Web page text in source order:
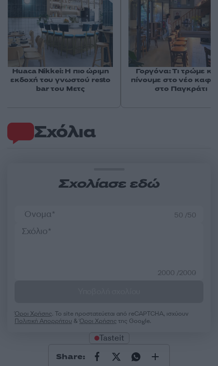
Σχόλια
Σχολίασε εδώ
50 /50
2000 /2000
Όροι Χρήσης. Το site προστατεύεται από reCAPTCHA, ισχύουν
Πολιτική Απορρήτου &Όροι Χρήσης της Google.
Tasteit
Share:
Huaca Nikkei: Η πιο ώριμη
εκδοχή του γνωστού resto
bar του Μετς
Γοργόνα: Τι τρώμε και
πίνουμε στο νέο
στο Παγκράτι